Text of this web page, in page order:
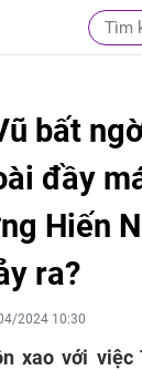
bất
đầy
Hiến
ra?
2024 10:30
xao với việc